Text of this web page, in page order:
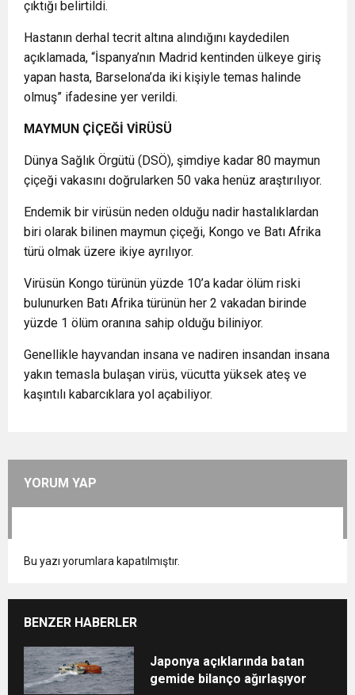
çıktığı belirtildi.
Hastanın derhal tecrit altına alındığını kaydedilen
açıklamada, “İspanya’nın Madrid kentinden ülkeye giriş
yapan hasta, Barselona’da iki kişiyle temas halinde
olmuş” ifadesine yer verildi.
MAYMUN ÇİÇEĞİ VİRÜSÜ
Dünya Sağlık Örgütü (DSÖ), şimdiye kadar 80 maymun
çiçeği vakasını doğrularken 50 vaka henüz araştırılıyor.
Endemik bir virüsün neden olduğu nadir hastalıklardan
biri olarak bilinen maymun çiçeği, Kongo ve Batı Afrika
türü olmak üzere ikiye ayrılıyor.
Virüsün Kongo türünün yüzde 10’a kadar ölüm riski
bulunurken Batı Afrika türünün her 2 vakadan birinde
yüzde 1 ölüm oranına sahip olduğu biliniyor.
Genellikle hayvandan insana ve nadiren insandan insana
yakın temasla bulaşan virüs, vücutta yüksek ateş ve
kaşıntılı kabarcıklara yol açabiliyor.​​​​​​​
YORUM YAP
Bu yazı yorumlara kapatılmıştır.
BENZER HABERLER
Japonya açıklarında batan
gemide bilanço ağırlaşıyor